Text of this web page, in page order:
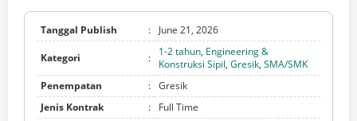
Tanggal Publish : June 21, 2026
Kategori : 1-2 tahun, Engineering &
Konstruksi Sipil, Gresik, SMA/SMK
Penempatan
: Gresik
Jenis Kontrak
:
Full Time